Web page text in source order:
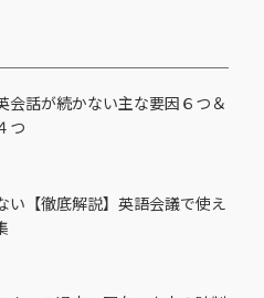
会話が続かない主な要因６つ＆
つ
い【徹底解説】英語会議で使え